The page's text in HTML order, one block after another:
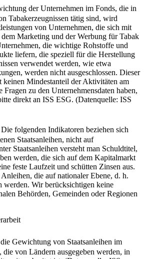
der Unternehmen im Fonds, die in
Tabakerzeugnissen tätig sind, wird
von Unternehmen, die sich mit
Marketing und der Werbung für Tabak
die wichtige Rohstoffe und
liefern, die speziell für die Herstellung
verwendet werden, wie etwa
werden nicht ausgeschlossen. Dieser
keinen Mindestanteil der Aktivitäten am
Fragen zu den Unternehmensdaten haben,
direkt an ISS ESG. (Datenquelle: ISS
Die folgenden Indikatoren beziehen sich
Staatsanleihen, nicht auf
Staatsanleihen versteht man Schuldtitel,
werden, die sich auf dem Kapitalmarkt
feste Laufzeit und schütten Zinsen aus.
die auf nationaler Ebene, d. h.
werden. Wir berücksichtigen keine
Behörden, Gemeinden oder Regionen
Gewichtung von Staatsanleihen im
die von Ländern ausgegeben werden, in